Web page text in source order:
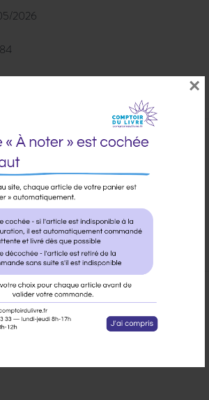
×
2026
ajouter
Envoyer à un ami